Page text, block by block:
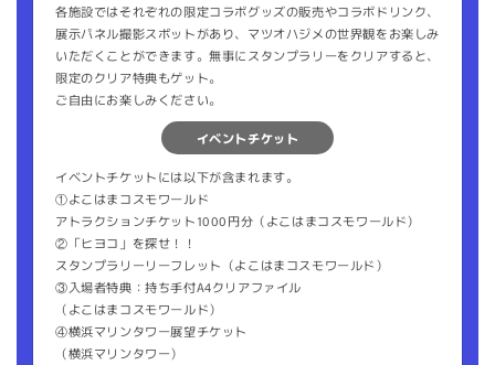
各施設ではそれぞれの限定コラボグッズの販売やコラボドリンク、
展示パネル撮影スポットがあり、マツオハジメの世界観をお楽しみ
いただくことができます。無事にスタンプラリーをクリアすると、
限定のクリア特典もゲット。
ご自由にお楽しみください。
イベントチケット
イベントチケットには以下が含まれます。
①よこはまコスモワールド
アトラクションチケット1000円分（よこはまコスモワールド）
②「ヒヨコ」を探せ！！
スタンプラリーリーフレット（よこはまコスモワールド）
③入場者特典：持ち手付A4クリアファイル
（よこはまコスモワールド）
④横浜マリンタワー展望チケット
（横浜マリンタワー）